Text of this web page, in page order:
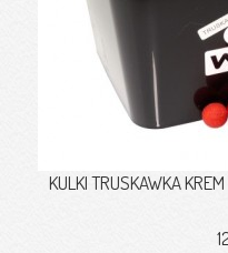
KULKI TRUSKAWKA